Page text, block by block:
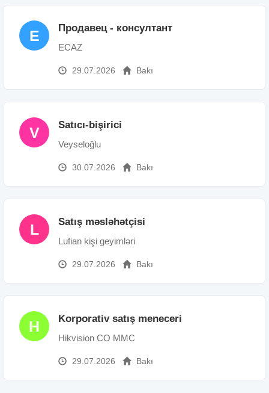
E Продавец - консултант
ECAZ
29.07.2026 Bakı
V Satıcı-bişirici
Veyseloğlu
30.07.2026 Bakı
L Satış məsləhətçisi
Lufian kişi geyimləri
29.07.2026 Bakı
H Korporativ satış meneceri
Hikvision CO MMC
29.07.2026 Bakı